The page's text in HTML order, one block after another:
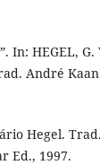
In: HEGEL,
André
Hegel.
Ed., 1997.